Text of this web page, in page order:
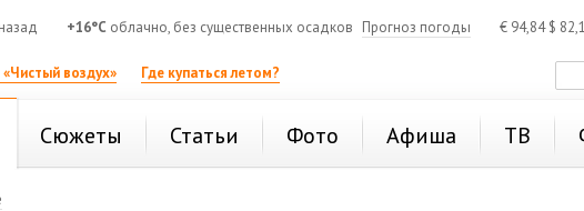
+16°C облачно, без существенных осадков Прогноз погоды € 94,84$
воздух» Где купаться летом?
Сюжеты Статьи Фото Афиша ТВ